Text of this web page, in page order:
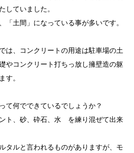
していました。
「土間」になっている事が多いです。
は、コンクリートの用途は駐車場の土
やコンクリート打ちっ放し擁壁造の躯
す。
て何でできているでしょうか？
ト、砂、砕石、水 を練り混ぜて出来
タルと言われるものがありますが、モ